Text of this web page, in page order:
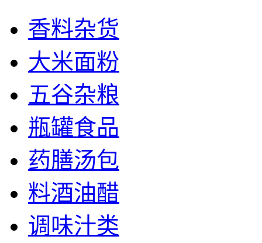
香料杂货
大米面粉
五谷杂粮
瓶罐食品
药膳汤包
料酒油醋
调味汁类